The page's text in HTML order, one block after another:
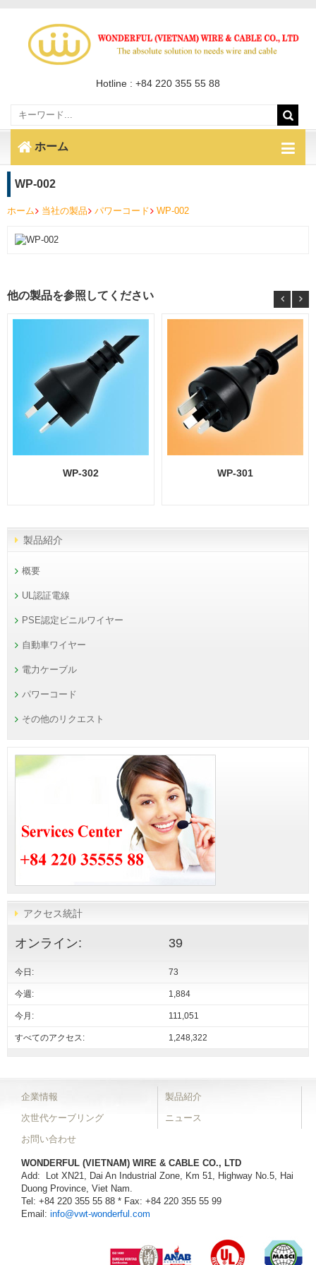
Hotline : +84 220 355 55 88
ホーム
WP-002
ホーム 当社の製品 パワーコード WP-002
他の製品を参照してください
WP-302 WP-301
製品紹介
概要
UL認証電線
PSE認定ビニルワイヤー
自動車ワイヤー
電力ケーブル
パワーコード
その他のリクエスト
アクセス統計
オンライン: 39
今日: 73
今週: 1,884
今月: 111,051
すべてのアクセス: 1,248,322
企業情報
製品紹介
次世代ケーブリング
ニュース
お問い合わせ
WONDERFUL (VIETNAM) WIRE & CABLE CO., LTD
Add: Lot XN21, Dai An Industrial Zone, Km 51, Highway No.5, Hai
Duong Province, Viet Nam.
Tel: +84 220 355 55 88 * Fax: +84 220 355 55 99
Email: info@vwt-wonderful.com